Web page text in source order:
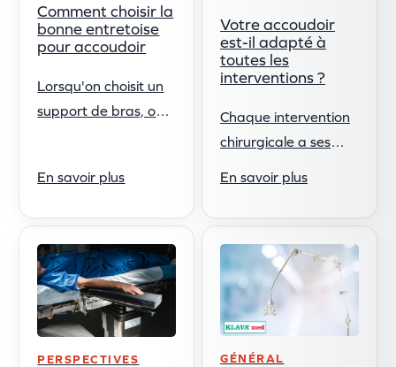
Comment choisir la
bonne entretoise
pour accoudoir
Lorsqu'on choisit un
support de bras, on
longueur, à son
techniques
d'imagerie.
Cependant, un petit
détail peut...
En savoir plus
Votre accoudoir
est-il adapté à
toutes les
interventions ?
Chaque intervention
chirurgicale a ses
pour le
positionnement du
patient. Pour choisir
le bon repose-bras, il
faut…
En savoir plus
PERSPECTIVES GÉNÉRAL